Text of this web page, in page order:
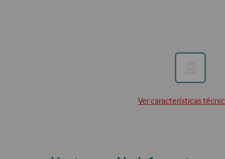
para
Ver características